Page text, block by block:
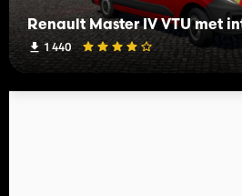
Renault Master IV VTU met
1 440